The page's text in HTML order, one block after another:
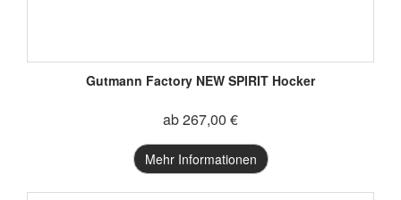
Gutmann Factory NEW SPIRIT Hocker
ab 267,00 €
Mehr Informationen